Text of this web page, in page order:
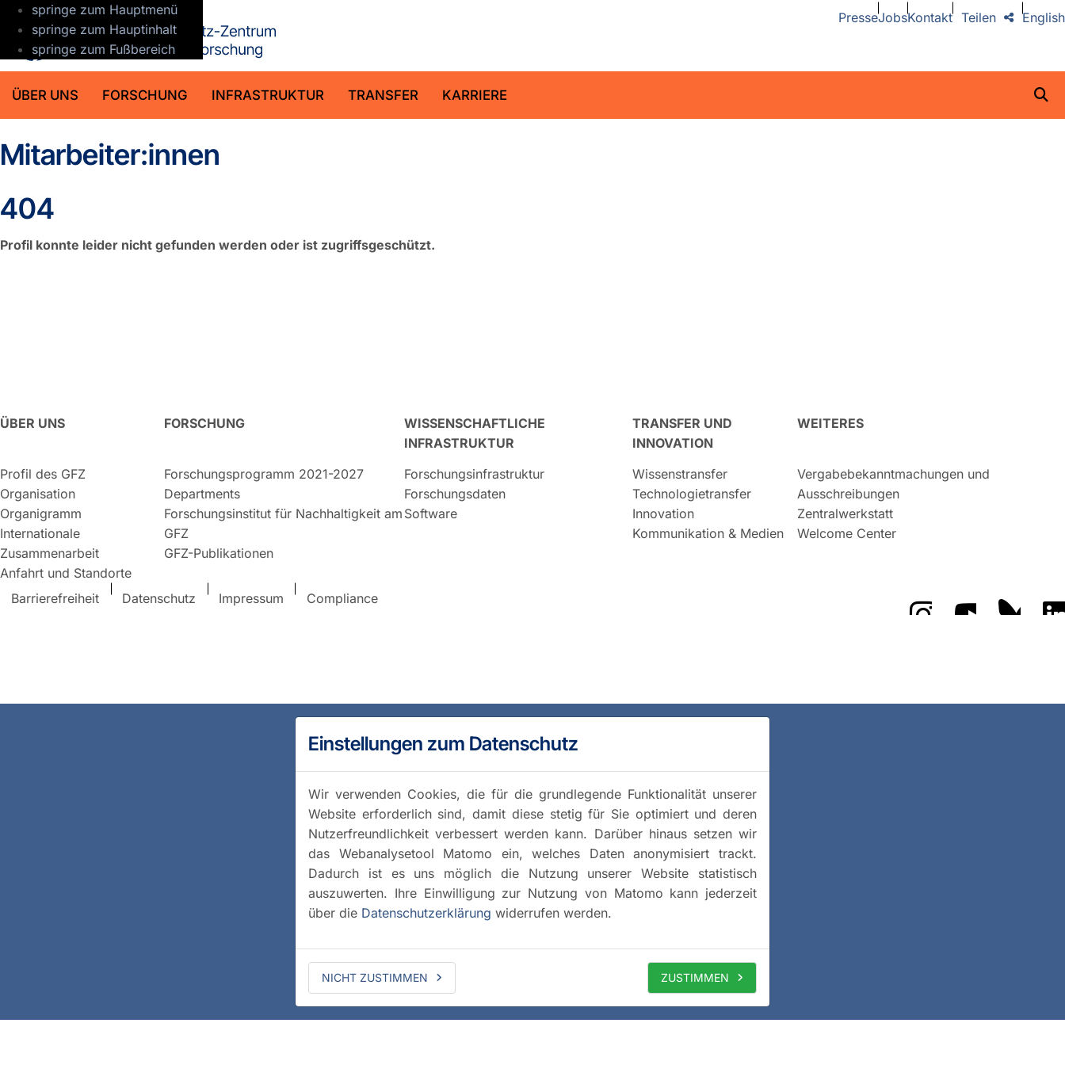
springe zum Hauptmenü
springe zum Hauptinhalt
springe zum Fußbereich
ÜBER UNS FORSCHUNG INFRASTRUKTUR TRANSFER KARRIERE
PresseJobsKontakt English
Teilen
Mitarbeiter:innen
404
Profil konnte leider nicht gefunden werden oder ist zugriffsgeschützt.
ÜBER UNS
Profil des GFZ
Organisation
Organigramm
Internationale
Zusammenarbeit
Anfahrt und Standorte
FORSCHUNG
Forschungsprogramm 2021-2027
Departments
Forschungsinstitut für Nachhaltigkeit am
GFZ
GFZ-Publikationen
WISSENSCHAFTLICHE
INFRASTRUKTUR
Forschungsinfrastruktur
Forschungsdaten
Software
TRANSFER UND
INNOVATION
Wissenstransfer
Technologietransfer
Innovation
Kommunikation & Medien
WEITERES
Vergabebekanntmachungen und
Ausschreibungen
Zentralwerkstatt
Welcome Center
Barrierefreiheit Datenschutz Impressum Compliance Das GFZ aufDas GFZ auf
Das
Einstellungen zum Datenschutz
Wir verwenden Cookies, die für die grundlegende Funktionalität unserer
Website erforderlich sind, damit diese stetig für Sie optimiert und deren
Nutzerfreundlichkeit verbessert werden kann. Darüber hinaus setzen wir
das Webanalysetool Matomo ein, welches Daten anonymisiert trackt.
Dadurch ist es uns möglich die Nutzung unserer Website statistisch
auszuwerten. Ihre Einwilligung zur Nutzung von Matomo kann jederzeit
über die Datenschutzerklärung widerrufen werden.
NICHT ZUSTIMMEN ZUSTIMMEN